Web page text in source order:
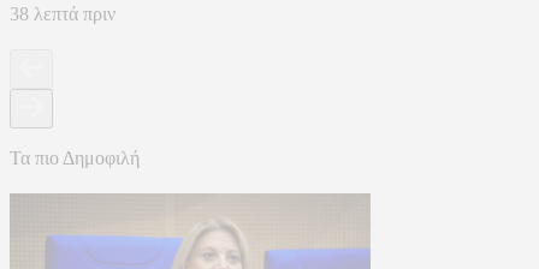
38 λεπτά πριν
Τα πιο Δημοφιλή